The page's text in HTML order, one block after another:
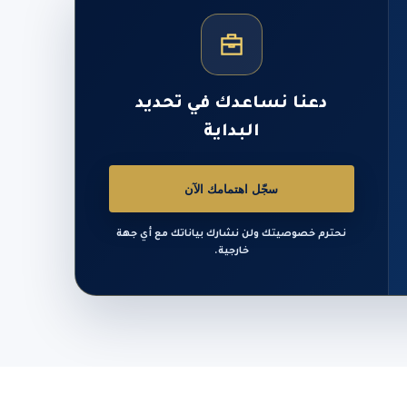
دعنا نساعدك في تحديد
البداية
سجّل اهتمامك الآن
نحترم خصوصيتك ولن نشارك بياناتك مع أي جهة
خارجية.